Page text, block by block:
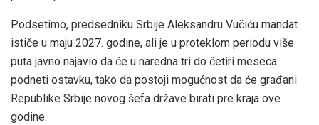
Podsetimo, predsedniku Srbije Aleksandru Vučiću mandat
ističe u maju 2027. godine, ali je u proteklom periodu više
puta javno najavio da će u naredna tri do četiri meseca
podneti ostavku, tako da postoji mogućnost da će građani
Republike Srbije novog šefa države birati pre kraja ove
godine.